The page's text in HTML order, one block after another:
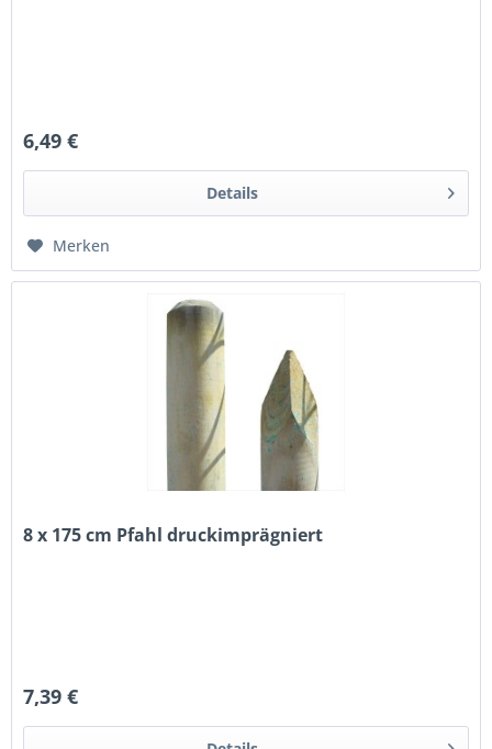
6,49 €
Details
Merken
8 x 175 cm Pfahl druckimprägniert
7,39 €